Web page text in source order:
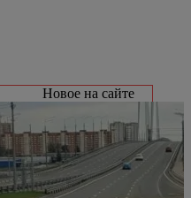
Новое на сайте